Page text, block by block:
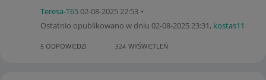
Teresa-T65‎02-08-202522:53
Ostatnio opublikowano w dniu ‎02-08-202523:31, kostas11
5 ODPOWIEDZI 324 WYŚWIETLEŃ